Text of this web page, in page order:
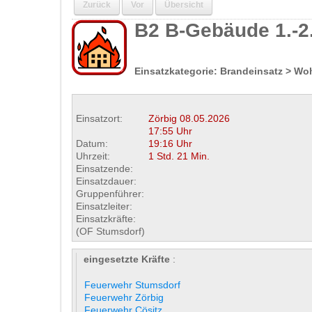
Zurück Vor Übersicht
B2 B-Gebäude 1.-
Einsatzkategorie: Brandeinsatz >
Einsatzort:
Datum:
Uhrzeit:
Einsatzende:
Einsatzdauer:
Gruppenführer:
Einsatzleiter:
Einsatzkräfte:
(OF Stumsdorf)
Zörbig 08.05.2026
17:55 Uhr
19:16 Uhr
1 Std. 21 Min.
eingesetzte Kräfte :
Feuerwehr Stumsdorf
Feuerwehr Zörbig